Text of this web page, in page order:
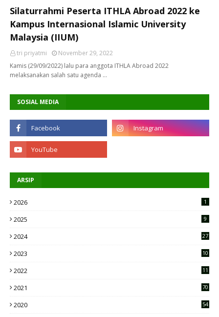
Silaturrahmi Peserta ITHLA Abroad 2022 ke
Kampus Internasional Islamic University
Malaysia (IIUM)
tri priyatmi
November 29, 2022
Kamis (29/09/2022) lalu para anggota ITHLA Abroad 2022
melaksanakan salah satu agenda …
SOSIAL MEDIA
ARSIP
2026 1
2025 9
2024 27
2023
10
2022
11
2021 70
2020 54